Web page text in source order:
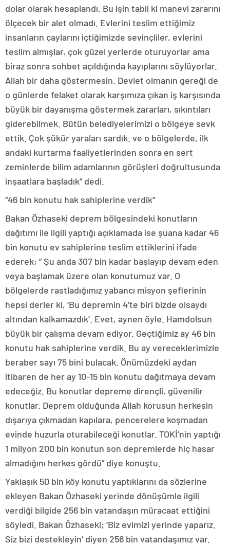
dolar olarak hesaplandı. Bu işin tabii ki manevi zararını
ölçecek bir alet olmadı. Evlerini teslim ettiğimiz
insanların çaylarını içtiğimizde sevinçliler, evlerini
teslim almışlar, çok güzel yerlerde oturuyorlar ama
biraz sonra sohbet açıldığında kayıplarını söylüyorlar.
Allah bir daha göstermesin. Devlet olmanın gereği de
o günlerde felaket olarak karşımıza çıkan iş karşısında
büyük bir dayanışma göstermek zararları, sıkıntıları
giderebilmek. Bütün belediyelerimizi o bölgeye sevk
ettik. Çok şükür yaraları sardık. ve o bölgelerde, ilk
andaki kurtarma faaliyetlerinden sonra en sert
zeminlerde bilim adamlarının görüşleri doğrultusunda
inşaatlara başladık” dedi.
“46 bin konutu hak sahiplerine verdik”
Bakan Özhaseki deprem bölgesindeki konutların
dağıtımı ile ilgili yaptığı açıklamada ise şuana kadar 46
bin konutu ev sahiplerine teslim ettiklerini ifade
ederek; ” Şu anda 307 bin kadar başlayıp devam eden
veya başlamak üzere olan konutumuz var. O
bölgelerde rastladığımız yabancı misyon şeflerinin
hepsi derler ki, ‘Bu depremin 4’te biri bizde olsaydı
altından kalkamazdık’. Evet, aynen öyle. Hamdolsun
büyük bir çalışma devam ediyor. Geçtiğimiz ay 46 bin
konutu hak sahiplerine verdik. Bu ay vereceklerimizle
beraber sayı 75 bini bulacak. Önümüzdeki aydan
itibaren de her ay 10-15 bin konutu dağıtmaya devam
edeceğiz. Bu konutlar depreme dirençli, güvenilir
konutlar. Deprem olduğunda Allah korusun herkesin
dışarıya çıkmadan kapılara, pencerelere koşmadan
evinde huzurla oturabileceği konutlar. TOKİ’nin yaptığı
1 milyon 200 bin konutun son depremlerde hiç hasar
almadığını herkes gördü” diye konuştu.
Yaklaşık 50 bin köy konutu yaptıklarını da sözlerine
ekleyen Bakan Özhaseki yerinde dönüşümle ilgili
verdiği bilgide 256 bin vatandaşın müracaat ettiğini
söyledi. Bakan Özhaseki; ‘Biz evimizi yerinde yaparız.
Siz bizi destekleyin’ diyen 256 bin vatandaşımız var.